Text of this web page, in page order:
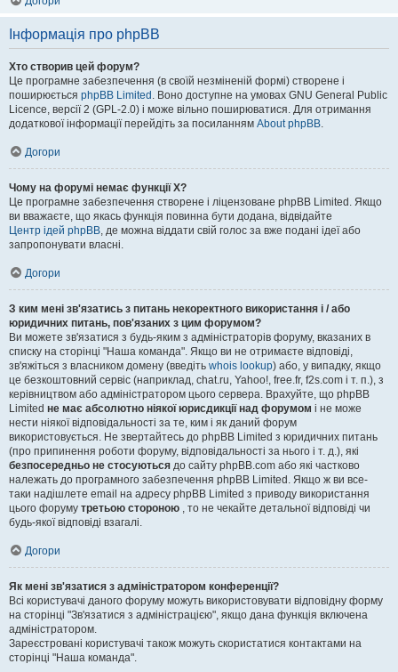
Інформація про phpBB
Хто створив цей форум?
Це програмне забезпечення (в своїй незміненій формі) створене і
поширюється phpBB Limited . Воно доступне на умовах GNU General Public
Licence, версії 2 (GPL-2.0) і може вільно поширюватися. Для отримання
додаткової інформації перейдіть за посиланням About phpBB.
Догори
Чому на форумі немає функції X?
Це програмне забезпечення створене і ліцензоване phpBB Limited. Якщо
ви вважаєте, що якась функція повинна бути додана, відвідайте
Центр ідей phpBB, де можна віддати свій голос за вже подані ідеї або
запропонувати власні.
Догори
З ким мені зв'язатись з питань некоректного використання і / або
юридичних питань, пов'язаних з цим форумом?
Ви можете зв'язатися з будь-яким з адміністраторів форуму, вказаних в
списку на сторінці "Наша команда". Якщо ви не отримаєте відповіді,
зв'яжіться з власником домену (введіть whois lookup) або, у випадку, якщо
це безкоштовний сервіс (наприклад, chat.ru, Yahoo!, free.fr, f2s.com і т. п.), з
керівництвом або адміністратором цього сервера. Врахуйте, що phpBB
Limited не має абсолютно ніякої юрисдикції над форумом і не може
нести ніякої відповідальності за те, ким і як даний форум
використовується. Не звертайтесь до phpBB Limited з юридичних питань
(про припинення роботи форуму, відповідальності за нього і т. д.), які
безпосередньо не стосуються до сайту phpBB.com або які частково
належать до програмного забезпечення phpBB Limited. Якщо ж ви все-
таки надішлете email на адресу phpBB Limited з приводу використання
цього форуму третьою стороною , то не чекайте детальної відповіді чи
будь-якої відповіді взагалі.
Догори
Як мені зв'язатися з адміністратором конференції?
Всі користувачі даного форуму можуть використовувати відповідну форму
на сторінці "Зв'язатися з адміністрацією", якщо дана функція включена
адміністратором.
Зареєстровані користувачі також можуть скористатися контактами на
сторінці "Наша команда".